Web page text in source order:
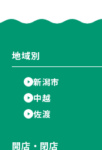
地域別
新潟市
中越
佐渡
開店・閉店